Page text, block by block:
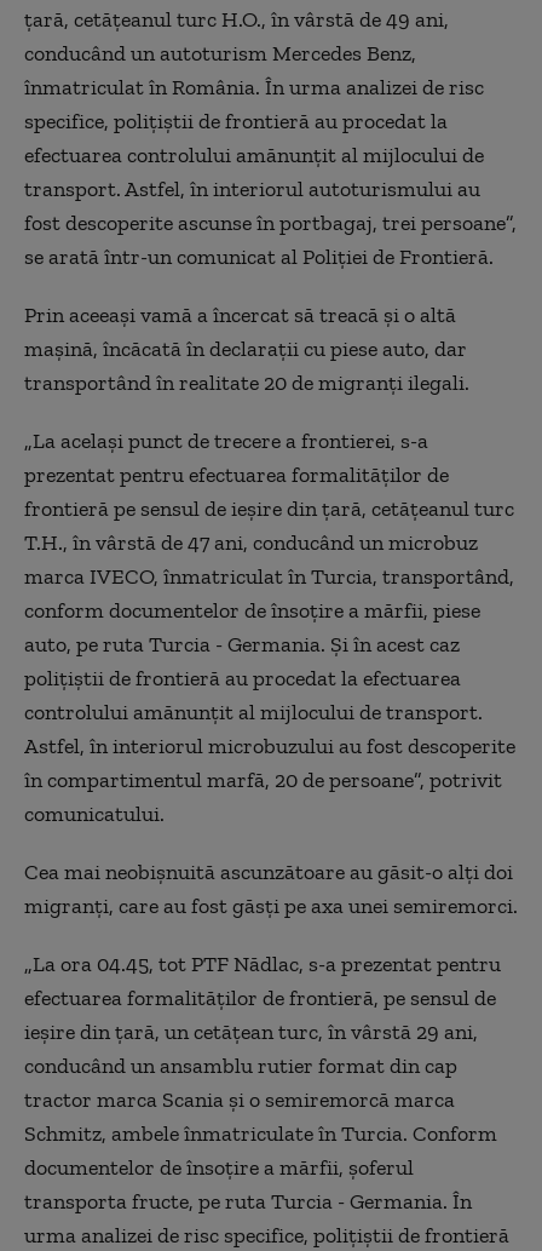
ţară, cetăţeanul turc H.O., în vârstă de 49 ani,
conducând un autoturism Mercedes Benz,
înmatriculat în România. În urma analizei de risc
specifice, poliţiştii de frontieră au procedat la
efectuarea controlului amănunţit al mijlocului de
transport. Astfel, în interiorul autoturismului au
fost descoperite ascunse în portbagaj, trei persoane”,
se arată într-un comunicat al Poliției de Frontieră.
Prin aceeași vamă a încercat să treacă și o altă
mașină, încăcată în declarații cu piese auto, dar
transportând în realitate 20 de migranți ilegali.
„La același punct de trecere a frontierei, s-a
prezentat pentru efectuarea formalităţilor de
frontieră pe sensul de ieşire din ţară, cetăţeanul turc
T.H., în vârstă de 47 ani, conducând un microbuz
marca IVECO, înmatriculat în Turcia, transportând,
conform documentelor de însoţire a mărfii, piese
auto, pe ruta Turcia - Germania. Şi în acest caz
poliţiştii de frontieră au procedat la efectuarea
controlului amănunţit al mijlocului de transport.
Astfel, în interiorul microbuzului au fost descoperite
în compartimentul marfă, 20 de persoane”, potrivit
comunicatului.
Cea mai neobișnuită ascunzătoare au găsit-o alți doi
migranți, care au fost găsți pe axa unei semiremorci.
„La ora 04.45, tot PTF Nădlac, s-a prezentat pentru
efectuarea formalităţilor de frontieră, pe sensul de
ieşire din ţară, un cetăţean turc, în vârstă 29 ani,
conducând un ansamblu rutier format din cap
tractor marca Scania şi o semiremorcă marca
Schmitz, ambele înmatriculate în Turcia. Conform
documentelor de însoţire a mărfii, şoferul
transporta fructe, pe ruta Turcia - Germania. În
urma analizei de risc specifice, poliţiştii de frontieră